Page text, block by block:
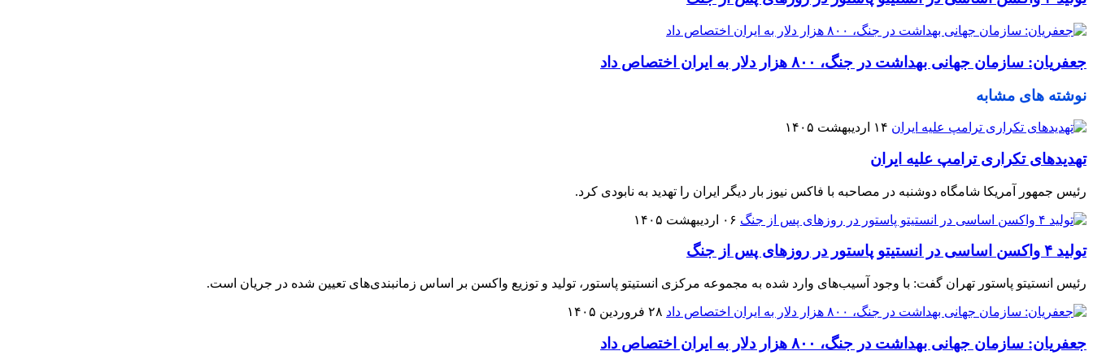
جعفریان: سازمان جهانی بهداشت در جنگ، ۸۰۰ هزار دلار به ایران اختصاص داد
نوشته های مشابه
۱۴ اردیبهشت ۱۴۰۵
تهدیدهای تکراری ترامپ علیه ایران
رئیس جمهور آمریکا شامگاه دوشنبه در مصاحبه با فاکس نیوز بار دیگر ایران را تهدید به نابودی کرد.
۰۶ اردیبهشت ۱۴۰۵
تولید ۴ واکسن اساسی در انستیتو پاستور در روزهای پس از جنگ
رئیس انستیتو پاستور تهران گفت: با وجود آسیب‌های وارد شده به مجموعه مرکزی انستیتو پاستور، تولید و توزیع واکسن بر اساس زمانبندی‌های تعیین شده در جریان است.
۲۸ فروردین ۱۴۰۵
جعفریان: سازمان جهانی بهداشت در جنگ، ۸۰۰ هزار دلار به ایران اختصاص داد